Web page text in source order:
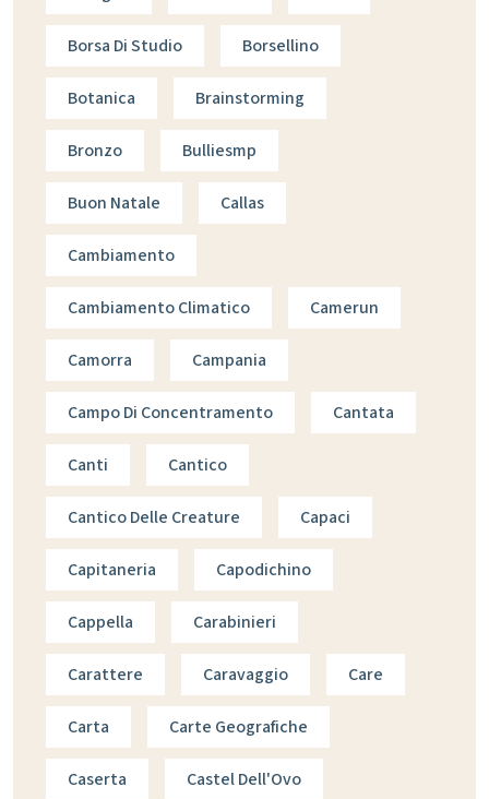
Borsa Di Studio Borsellino
Botanica Brainstorming
Bronzo Bulliesmp
Buon Natale Callas
Cambiamento
Cambiamento Climatico Camerun
Camorra Campania
Campo Di Concentramento Cantata
Canti Cantico
Cantico Delle Creature Capaci
Capitaneria Capodichino
Cappella Carabinieri
Carattere Caravaggio Care
Carta Carte Geografiche
Caserta Castel Dell'Ovo